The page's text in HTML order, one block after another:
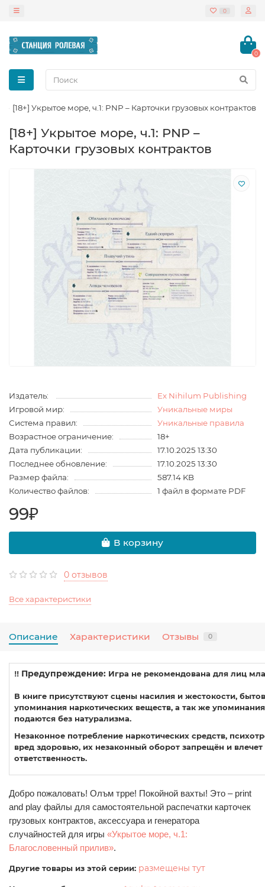
0
0
[18+] Укрытое море, ч.1: PNP – Карточки грузовых контрактов
[18+] Укрытое море, ч.1: PNP –
Карточки грузовых контрактов
Издатель:
Ex Nihilum Publishing
Игровой мир:
Уникальные миры
Система правил:
Уникальные правила
Возрастное ограничение:
18+
Дата публикации:
17.10.2025 13:30
Последнее обновление:
17.10.2025 13:30
Размер файла:
587.14 KB
Количество файлов:
1 файл в формате PDF
99₽
В корзину
0 отзывов
Все характеристики
Описание Характеристики Отзывы 0
‼️ Предупреждение: Игра не рекомендована для лиц
В книге присутствуют сцены насилия и жестокости,
упоминания наркотических веществ, а так же
подаются без натурализма.
Незаконное потребление наркотических средств,
вред здоровью, их незаконный оборот запрещён и
ответственность.
Добро пожаловать! Олъм трре! Покойной вахты! Это – print
and play файлы для самостоятельной распечатки карточек
грузовых контрактов, аксессуара и генератора
случайностей для игры «Укрытое море, ч.1:
Благословенный прилив».
Другие товары из этой серии: размещены тут